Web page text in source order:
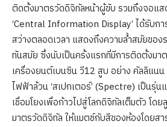
ติดตั้งมาตรวัดดิจิทัลหน้าผู้ขับ รวมถึงจอแ
‘Central Information Display’ ได้รับก
สว่างตลอดเวลา แสดงถึงความล้ำสมัยของ
ทันสมัย ซึ่งนับเป็นครั้งแรกที่มีการติดตั้งมา
เครื่องยนต์เบนซิน วี12 สูบ อย่าง คัลลิแนน
ไฟฟ้าล้วน ‘สเปกเตอร์’ (Spectre) เป็นรุ่น
เชื่อมโยงเพื่อก้าวไปสู่โลกดิจิทัลเต็มตัว โด
มาตรวัดดิจิทัล ให้แมตช์กับสีของห้องโดยส